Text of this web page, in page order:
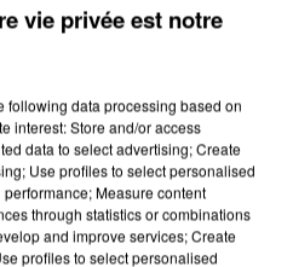
vie privée est notre
following data processing based on
interest: Store and/or access
data to select advertising; Create
Use profiles to select personalised
Measure content
through statistics or combinations
and improve services; Create
profiles to select personalised